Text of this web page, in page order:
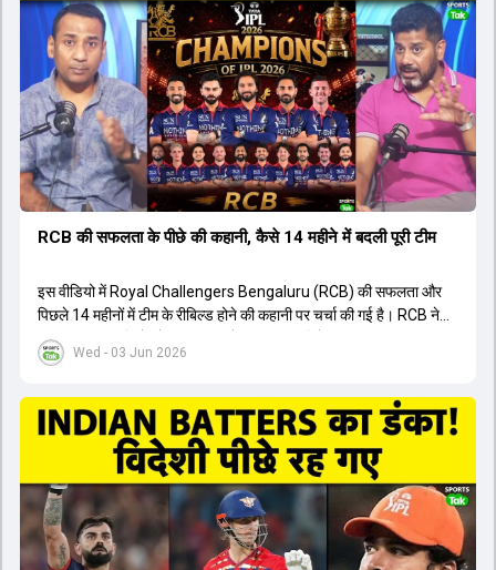
गेंद को बाउंड्री के काफी पार मारने की क्षमता रखता है। वहीं, इंग्लैंड के पूर्व कप्तान
ने कहा कि टूर्नामेंट जीतने वाली टीम के अलावा इस सीजन की सबसे बड़ी बात इस
युवा खिलाड़ी का प्रदर्शन रहा है, जिसे देखने के लिए स्टेडियम में भारी भीड़ उमड़ती
थी। शानदार प्रदर्शन के बाद इस युवा खिलाड़ी को श्रीलंका में होने वाली
त्रिकोणीय सीरीज के लिए इंडिया ए टीम में भी शामिल कर लिया गया है।
Wed - 03 Jun 2026
RCB की सफलता के पीछे की कहानी, कैसे 14 महीने में बदली पूरी टीम
इस वीडियो में Royal Challengers Bengaluru (RCB) की सफलता और
पिछले 14 महीनों में टीम के रीबिल्ड होने की कहानी पर चर्चा की गई है। RCB ने
अपनी पुरानी गलतियों को स्वीकार करते हुए एक नया रिसेट बटन दबाया। टीम
मैनेजमेंट में Mo Bobat, Andy Flower, Dinesh Karthik और एनालिस्ट
के तहत Bhuvneshwar Kumar, Krunal Pandya और Rasikh Salam
जैसे भारतीय खिलाड़ियों को टीम में शामिल किया गया, जिन्होंने शानदार प्रदर्शन
किया। इसके अलावा, Virat Kohli की भूमिका में भी बदलाव देखा गया, जहां वह
अब टीम के युवा खिलाड़ियों के साथ ज्यादा जुड़े हुए नजर आते हैं। कप्तान Rajat
Patidar के नेतृत्व में टीम का कम्युनिकेशन बहुत स्पष्ट रहा है। एनालिस्ट से लेकर
मैनेजमेंट तक, सभी एक ही पेज पर रहते हैं, जिससे मैदान पर कोई कंफ्यूजन नहीं
होता। यही कारण है कि RCB ने लगातार सफलता हासिल की है।